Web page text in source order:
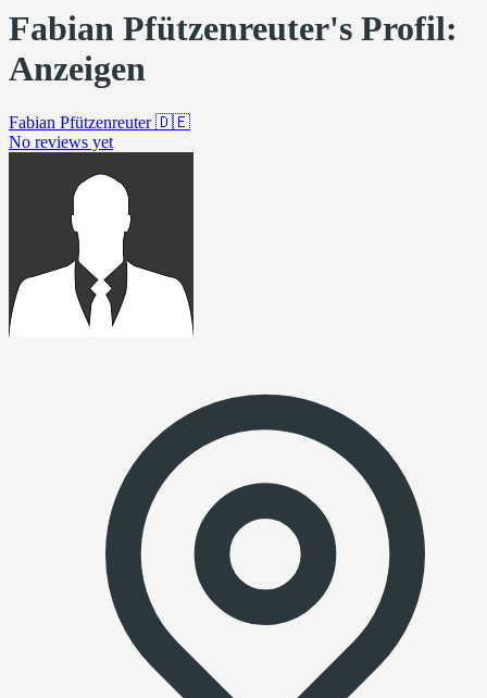
Fabian Pfützenreuter's Profil:
Anzeigen
Fabian Pfützenreuter🇩🇪
No reviews yet